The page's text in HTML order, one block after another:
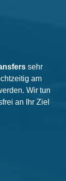
sehr
am
Wir tun
an Ihr Ziel